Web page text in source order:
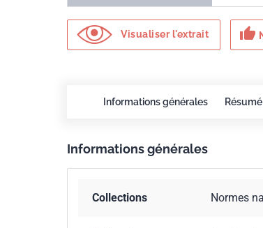
Visualiser l'extrait thumb_up
Informations générales Résumé
Informations générales
Collections Normes